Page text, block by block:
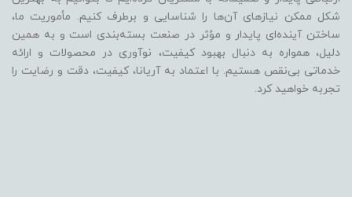
شکل ممکن نیازهای آن‌ها را شناسایی و برطرف کنیم. مأموریت ما،
ساختن آینده‌ای پایدار و مؤثر در صنعت بسته‌بندی است و به همین
دلیل، همواره به دنبال بهبود کیفیت، نوآوری در محصولات و ارائه
خدماتی بی‌نقص هستیم. با اعتماد به آریانا، کیفیت، دقت و رضایت را
تجربه خواهید کرد.